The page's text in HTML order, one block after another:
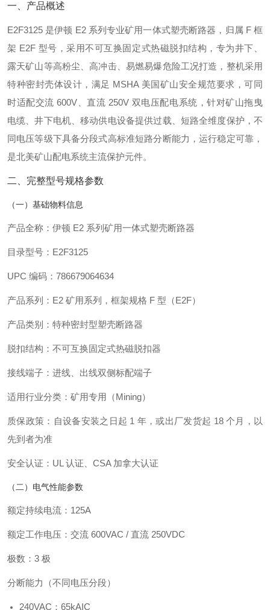
一、产品概述
E2F3125 是伊顿 E2 系列专业矿用一体式塑壳断路器，归属 F 框
架 E2F 型号，采用不可互换固定式热磁脱扣结构，专为井下、
露天矿山等高粉尘、高冲击、易燃易爆危险工况打造，整机采用
特种密封壳体设计，满足 MSHA 美国矿山安全规范要求，可同
时适配交流 600V、直流 250V 双电压配电系统，针对矿山拖曳
电缆、井下电机、移动供电设备提供过载、短路全维度保护，不
同电压等级下具备分段式高标准短路分断能力，运行稳定可靠，
是北美矿山配电系统主流保护元件。
二、完整型号规格参数
（一）基础物料信息
产品全称：伊顿 E2 系列矿用一体式塑壳断路器
目录型号：E2F3125
UPC 编码：786679064634
产品系列：E2 矿用系列，框架规格 F 型（E2F）
产品类别：特种密封型塑壳断路器
脱扣结构：不可互换固定式热磁脱扣器
接线端子：进线、出线双侧标配端子
适用行业分类：矿用专用（Mining）
质保政策：自设备安装之日起 1 年，或出厂发货起 18 个月，以
先到者为准
安全认证：UL 认证、CSA 加拿大认证
（二）电气性能参数
额定持续电流：125A
额定工作电压：交流 600VAC / 直流 250VDC
极数：3 极
分断能力（不同电压分段）
240VAC：65kAIC